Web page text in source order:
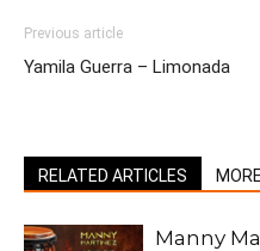
Previous article
Yamila Guerra – Limonada
RELATED ARTICLES
Manny